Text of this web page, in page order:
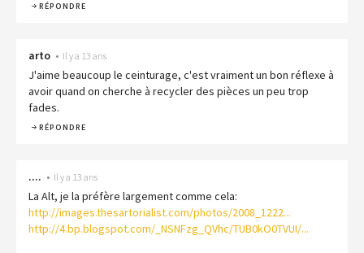
RÉPONDRE
arto • Il y a 13 ans
J'aime beaucoup le ceinturage, c'est vraiment un bon réflexe à
avoir quand on cherche à recycler des pièces un peu trop
fades.
RÉPONDRE
.... • Il y a 13 ans
La Alt, je la préfère largement comme cela:
http://images.thesartorialist.com/photos/2008_1222...
http://4.bp.blogspot.com/_NSNFzg_QVhc/TUB0kO0TVUI/...